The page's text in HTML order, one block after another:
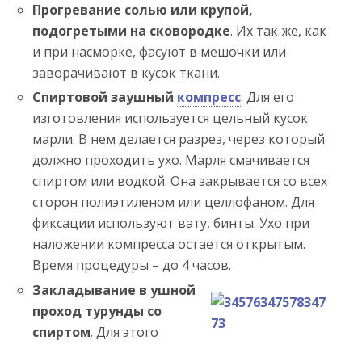
Прогревание солью или крупой,
подогретыми на сковородке. Их так же, как
и при насморке, фасуют в мешочки или
заворачивают в кусок ткани.
Спиртовой заушный компресс. Для его
изготовления используется цельный кусок
марли. В нем делается разрез, через который
должно проходить ухо. Марля смачивается
спиртом или водкой. Она закрывается со всех
сторон полиэтиленом или целлофаном. Для
фиксации используют вату, бинты. Ухо при
наложении компресса остается открытым.
Время процедуры – до 4 часов.
Закладывание в ушной
проход турунды со
спиртом. Для этого